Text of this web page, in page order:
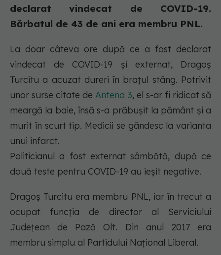
declarat vindecat de COVID-19.
Bărbatul de 43 de ani era membru PNL.
La doar câteva ore după ce a fost declarat
vindecat de COVID-19 și externat, Dragoș
Turcitu a acuzat dureri în brațul stâng. Potrivit
unor surse citate de Antena 3, el s-ar fi ridicat să
meargă la baie, însă s-a prăbușit la pământ și a
murit în scurt tip. Medicii se gândesc la varianta
unui infarct.
Politicianul a fost externat sâmbătă, după ce
două teste pentru COVID-19 au ieșit negative.
Dragoș Turcitu era membru PNL, iar în trecut a
ocupat funcţia de director al Serviciului
Judeţean de Pază Olt. Din anul 2017 era
membru simplu al Partidului Național Liberal.